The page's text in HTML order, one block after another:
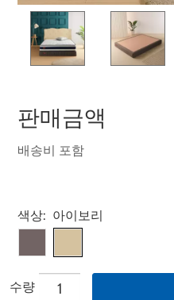
판매금액
배송비 포함
Select product
색상: 아이보리
수량